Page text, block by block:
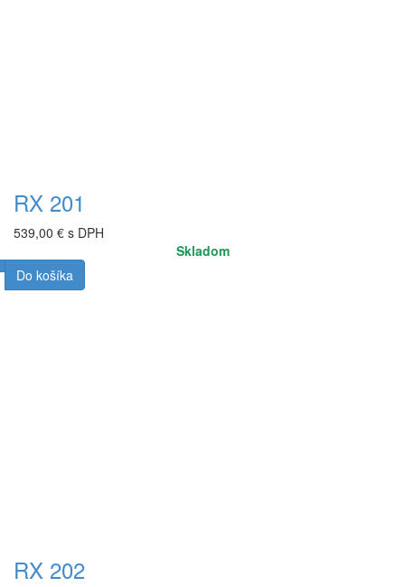
RX 201
539,00 € s DPH
Skladom
Do košíka
RX 202